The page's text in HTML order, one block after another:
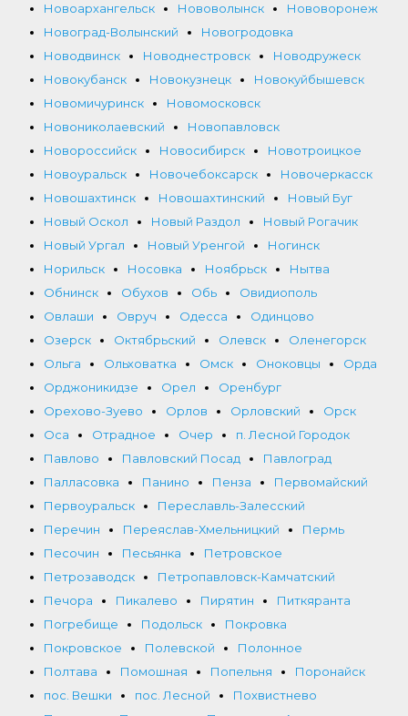
Новоархангельск
Нововолынск
Нововоронеж
Новоград-Волынский
Новогродовка
Новодвинск
Новоднестровск
Новодружеск
Новокубанск
Новокузнецк
Новокуйбышевск
Новомичуринск
Новомосковск
Новониколаевский
Новопавловск
Новороссийск
Новосибирск
Новотроицкое
Новоуральск
Новочебоксарск
Новочеркасск
Новошахтинск
Новошахтинский
Новый Буг
Новый Оскол
Новый Раздол
Новый Рогачик
Новый Ургал
Новый Уренгой
Ногинск
Норильск
Носовка Ноябрьск
Нытва
Обнинск
Обухов Обь
Овидиополь
Овлаши
Овруч Одесса
Одинцово
Озерск
Октябрьский Олевск
Оленегорск
Ольга
Ольховатка Омск Оноковцы
Орда
Орджоникидзе
Орел
Оренбург
Орехово-Зуево
Орлов Орловский
Орск
Оса
Отрадное Очер
п. Лесной Городок
Павлово
Павловский Посад
Павлоград
Палласовка
Панино Пенза
Первомайский
Первоуральск
Переславль-Залесский
Перечин
Переяслав-Хмельницкий
Пермь
Песочин
Песьянка
Петровское
Петрозаводск
Петропавловск-Камчатский
Печора
Пикалево Пирятин
Питкяранта
Погребище
Подольск
Покровка
Покровское
Полевской
Полонное
Полтава
Помошная Попельня
Поронайск
пос. Вешки
пос. Лесной
Похвистнево